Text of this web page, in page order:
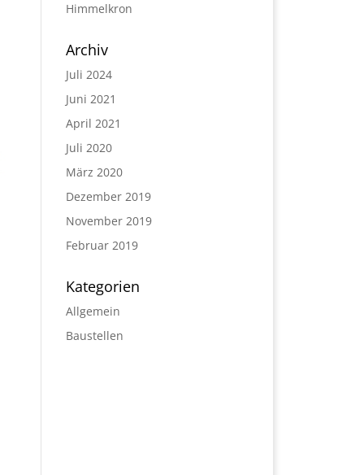
Himmelkron
Archiv
Juli 2024
Juni 2021
April 2021
Juli 2020
März 2020
Dezember 2019
November 2019
Februar 2019
Kategorien
Allgemein
Baustellen